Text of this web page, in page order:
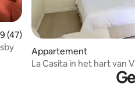
beoordeling van 4,89 uit
(47)
Appartement
La Casita in het hart van